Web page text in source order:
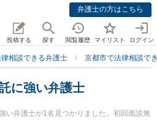
弁護士の方はこちら
投稿する 探す 閲覧履歴 マイリスト ログイン
相談できる弁護士 京都市で法律相談で
に強い弁護士
い弁護士が1名見つかりました。初回面談無